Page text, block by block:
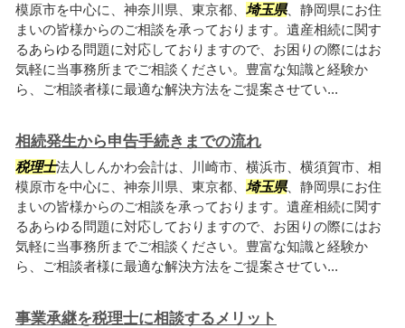
模原市を中心に、神奈川県、東京都、 埼玉県、静岡県にお住
まいの皆様からのご相談を承っております。遺産相続に関す
るあらゆる問題に対応しておりますので、お困りの際にはお
気軽に当事務所までご相談ください。豊富な知識と経験か
ら、ご相談者様に最適な解決方法をご提案させてい...
相続発生から申告手続きまでの流れ
税理士法人しんかわ会計は、川崎市、横浜市、横須賀市、相
模原市を中心に、神奈川県、東京都、 埼玉県、静岡県にお住
まいの皆様からのご相談を承っております。遺産相続に関す
るあらゆる問題に対応しておりますので、お困りの際にはお
気軽に当事務所までご相談ください。豊富な知識と経験か
ら、ご相談者様に最適な解決方法をご提案させてい...
事業承継を税理士に相談するメリット